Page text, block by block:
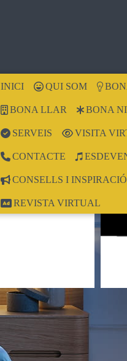
INICI QUI SOM
BONA LLAR BONA
SERVEIS VISITA
CONTACTE
CONSELLS I INSPIRACIÓ
REVISTA VIRTUAL